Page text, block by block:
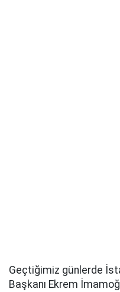
Geçtiğimiz günlerde
Başkanı Ekrem